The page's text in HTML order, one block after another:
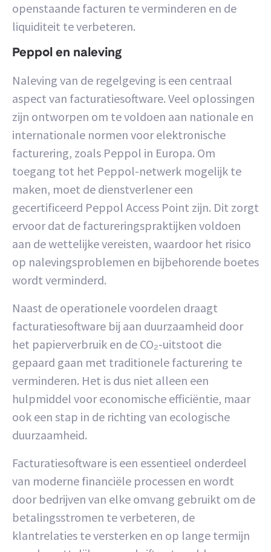
openstaande facturen te verminderen en de
liquiditeit te verbeteren.
Peppol en naleving
Naleving van de regelgeving is een centraal
aspect van facturatiesoftware. Veel oplossingen
zijn ontworpen om te voldoen aan nationale en
internationale normen voor elektronische
facturering, zoals Peppol in Europa. Om
toegang tot het Peppol-netwerk mogelijk te
maken, moet de dienstverlener een
gecertificeerd Peppol Access Point zijn. Dit zorgt
ervoor dat de factureringspraktijken voldoen
aan de wettelijke vereisten, waardoor het risico
op nalevingsproblemen en bijbehorende boetes
wordt verminderd.
Naast de operationele voordelen draagt
facturatiesoftware bij aan duurzaamheid door
het papierverbruik en de CO₂-uitstoot die
gepaard gaan met traditionele facturering te
verminderen. Het is dus niet alleen een
hulpmiddel voor economische efficiëntie, maar
ook een stap in de richting van ecologische
duurzaamheid.
Facturatiesoftware is een essentieel onderdeel
van moderne financiële processen en wordt
door bedrijven van elke omvang gebruikt om de
betalingsstromen te verbeteren, de
klantrelaties te versterken en op lange termijn